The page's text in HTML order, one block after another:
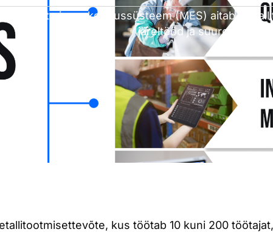
tootmise rakendussüsteem (MES) aitab
järeltööd ja suurendada
kus töötab 10 kuni 200